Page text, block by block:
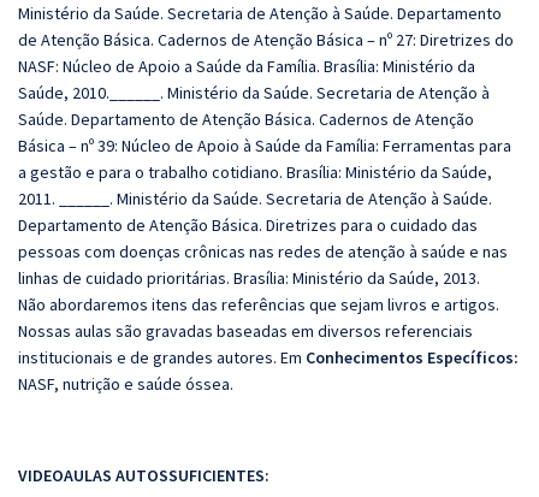
Ministério da Saúde. Secretaria de Atenção à Saúde. Departamento
de Atenção Básica. Cadernos de Atenção Básica – nº 27: Diretrizes do
NASF: Núcleo de Apoio a Saúde da Família. Brasília: Ministério da
Saúde, 2010.______. Ministério da Saúde. Secretaria de Atenção à
Saúde. Departamento de Atenção Básica. Cadernos de Atenção
Básica – nº 39: Núcleo de Apoio à Saúde da Família: Ferramentas para
a gestão e para o trabalho cotidiano. Brasília: Ministério da Saúde,
2011. ______. Ministério da Saúde. Secretaria de Atenção à Saúde.
Departamento de Atenção Básica. Diretrizes para o cuidado das
pessoas com doenças crônicas nas redes de atenção à saúde e nas
linhas de cuidado prioritárias. Brasília: Ministério da Saúde, 2013.
Não abordaremos itens das referências que sejam livros e artigos.
Nossas aulas são gravadas baseadas em diversos referenciais
institucionais e de grandes autores. Em Conhecimentos Específicos:
NASF, nutrição e saúde óssea.
VIDEOAULAS AUTOSSUFICIENTES: